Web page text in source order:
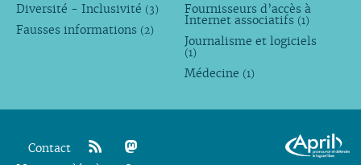
Diversité - Inclusivité (3)
Fausses informations (2)
Fournisseurs d’accès à
Internet associatifs (1)
Journalisme et logiciels
(1)
Médecine (1)
Contact